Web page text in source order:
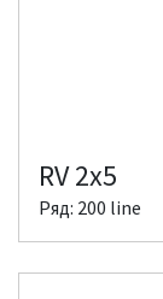
RV 2x5
Ряд: 200 line